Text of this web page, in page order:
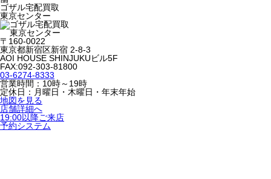
ゴザル宅配買取
東京センター
〒160-0022
東京都新宿区新宿 2-8-3
AOI HOUSE SHINJUKUビル5F
FAX:092-303-81800
03-6274-8333
営業時間：10時～19時
定休日：月曜日・木曜日・年末年始
地図を見る
店舗詳細へ
19:00以降ご来店
予約システム